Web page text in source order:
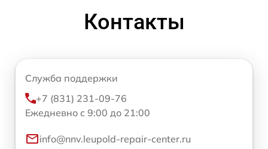
Контакты
Служба поддержки
+7 (831) 231-09-76
Ежедневно с 9:00 до 21:00
info@nnv.leupold-repair-center.ru